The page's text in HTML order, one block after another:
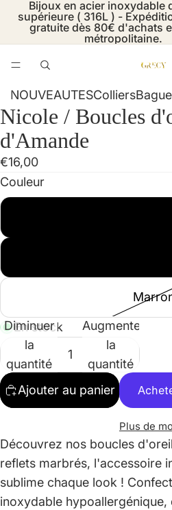
Bijoux en acier inoxydable
supérieure ( 316L ) -
gratuite dès 80€ d'achats
métropolitaine.
NOUVEAUTESColliers
Ouvrir
l’image
en
plein
écran
Ouvrir
l’image
en
plein
écran
Ouvrir
l’image
en
plein
écran
Ouvrir
l’image
en
plein
écran
Ouvrir
l’image
en
plein
écran
Nicole / Boucles
d'Amande
€16,00
Couleur
En stock
Diminuer
la
quantité
Augmenter
la
quantité
Ajouter au panier
Plus de
Découvrez nos boucles
reflets marbrés, l'accessoire
sublime chaque look !
inoxydable hypoallergénique,